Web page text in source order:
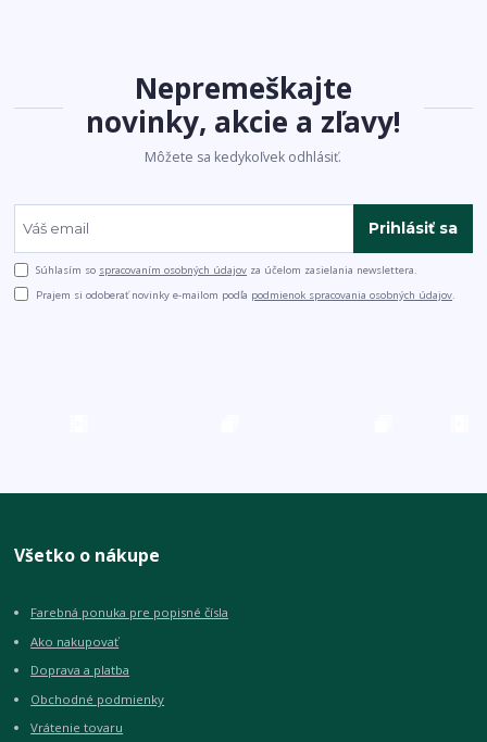
Nepremeškajte
novinky, akcie a zľavy!
Môžete sa kedykoľvek odhlásiť.
Prihlásiť sa
Súhlasím so spracovaním osobných údajov za účelom zasielania newslettera.
Prajem si odoberať novinky e-mailom podľa podmienok spracovania osobných údajov.
Všetko o nákupe
Farebná ponuka pre popisné čísla
Ako nakupovať
Doprava a platba
Obchodné podmienky
Vrátenie tovaru